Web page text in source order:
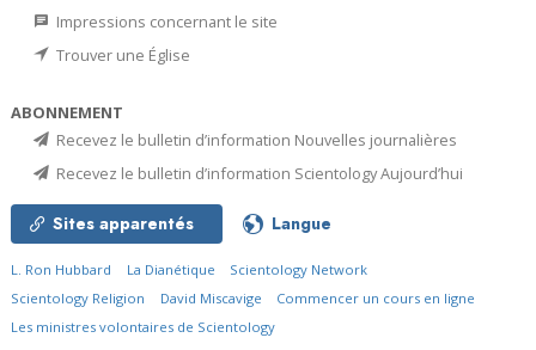
Impressions concernant le site
Trouver une Église
ABONNEMENT
Recevez le bulletin d’information Nouvelles journalières
Recevez le bulletin d’information Scientology Aujourd’hui
Sites apparentés Langue
L. Ron Hubbard La Dianétique
Scientology Network
Scientology Religion
David Miscavige
Commencer un cours en ligne
Les ministres volontaires de Scientology